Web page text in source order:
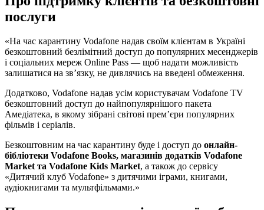
послуги
«На час карантину Vodafone надав своїм клієнтам в Україні
безкоштовний безлімітний доступ до популярних месенджерів
і соціальних мереж Online Pass — щоб надати можливість
залишатися на зв’язку, не дивлячись на введені обмеження.
Додатково, Vodafone надав усім користувачам Vodafone TV
безкоштовний доступ до найпопулярнішого пакета
Амедіатека, в якому зібрані світові прем’єри популярних
фільмів і серіалів.
Безкоштовним на час карантину буде і доступ до онлайн-
бібліотеки Vodafone Books, магазинів додатків Vodafone
Market та Vodafone Kids Market, а також до сервісу
«Дитячий клуб Vodafone» з дитячими іграми, книгами,
аудіокнигами та мультфільмами.»